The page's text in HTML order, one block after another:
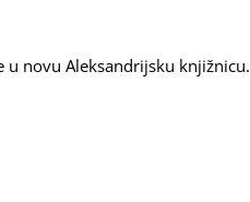
u novu Aleksandrijsku knjižnicu.